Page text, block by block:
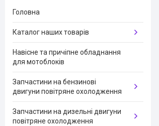
Головна
Каталог наших товарів
Навісне та причіпне обладнання
для мотоблоків
Запчастини на бензинові
двигуни повітряне охолодження
Запчастини на дизельні двигуни
повітряне охолодження